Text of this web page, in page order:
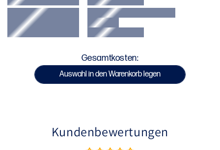
SKU : ASK-TDF-BAS-B
Gesamtkosten:
Auswahl in den Warenkorb legen
Kundenbewertungen